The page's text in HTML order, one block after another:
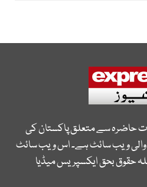
حاضرہ سے متعلق پاکستان کی
ویب سائٹ ہے۔ اس ویب سائٹ
حقوق بحق ایکسپریس میڈیا